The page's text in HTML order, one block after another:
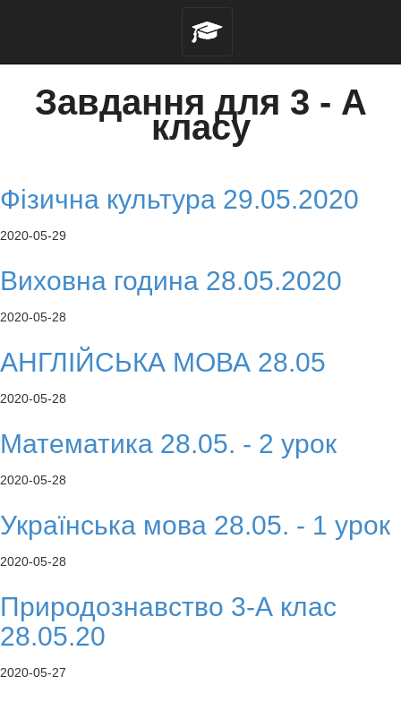
Завдання для 3 - A
класу
Фізична культура 29.05.2020
2020-05-29
Виховна година 28.05.2020
2020-05-28
АНГЛІЙСЬКА МОВА 28.05
2020-05-28
Математика 28.05. - 2 урок
2020-05-28
Українська мова 28.05. - 1 урок
2020-05-28
Природознавство 3-А клас
28.05.20
2020-05-27